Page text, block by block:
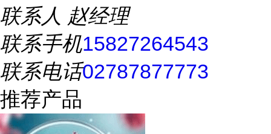
联系人 赵经理
联系手机15827264543
联系电话02787877773
推荐产品